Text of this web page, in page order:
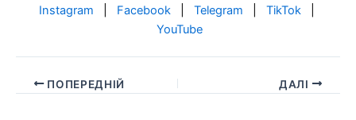
Instagram
Facebook| Telegram TikTok|
YouTube
ПОПЕРЕДНІЙ ДАЛІ